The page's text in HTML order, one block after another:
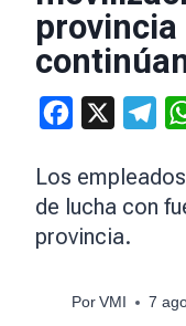
Facebook
Los
de lucha con
provincia.
Por VMI 7